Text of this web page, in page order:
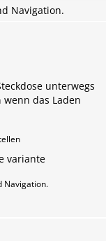
Navigation.
unterwegs
wenn das Laden
variante
Navigation.